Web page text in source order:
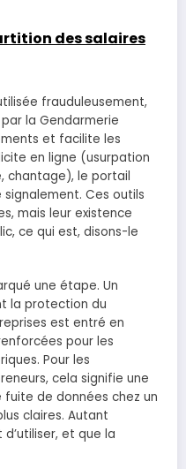
des salaires
frauduleusement,
la Gendarmerie
et facilite les
en ligne (usurpation
chantage), le portail
signalement. Ces outils
mais leur existence
ce qui est, disons-le
une étape. Un
la protection du
est entré en
pour les
Pour les
cela signifie une
de données chez un
claires. Autant
et que la